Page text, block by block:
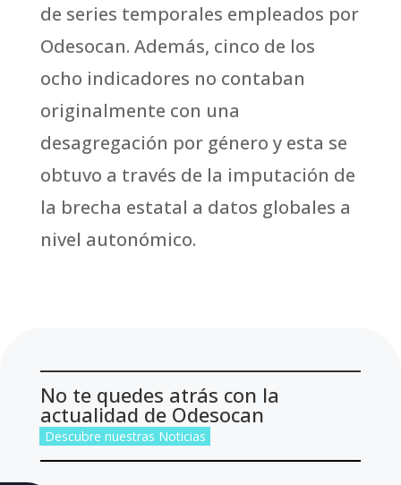
de series temporales empleados por
Odesocan. Además, cinco de los
ocho indicadores no contaban
originalmente con una
desagregación por género y esta se
obtuvo a través de la imputación de
la brecha estatal a datos globales a
nivel autonómico.
No te quedes atrás con la
actualidad de Odesocan
Descubre nuestras Noticias